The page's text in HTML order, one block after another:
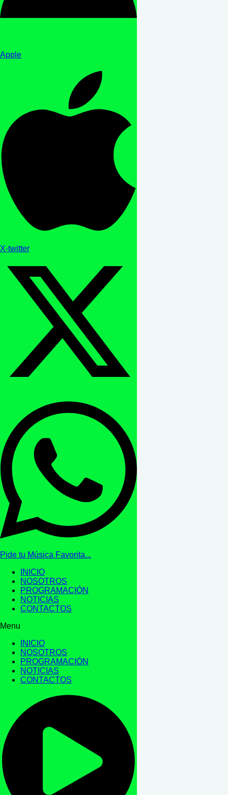
Apple
X-twitter
Pide tu Música Favorita...
INICIO
NOSOTROS
PROGRAMACIÓN
NOTICIAS
CONTACTOS
Menu
INICIO
NOSOTROS
PROGRAMACIÓN
NOTICIAS
CONTACTOS